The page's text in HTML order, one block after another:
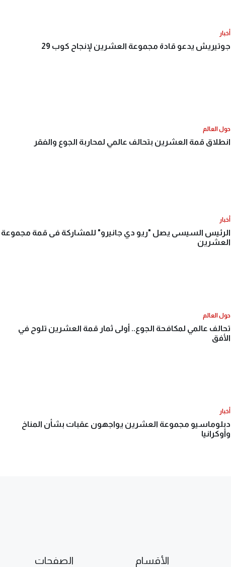
أخبار
جوتيريش يدعو قادة مجموعة العشرين لإنجاح كوب 29
حول العالم
انطلاق قمة العشرين بتحالف عالمي لمحاربة الجوع والفقر
أخبار
الرئيس السيسى يصل "ريو دي جانيرو" للمشاركة فى قمة مجموعة
العشرين
حول العالم
تحالف عالمي لمكافحة الجوع.. أولى ثمار قمة العشرين تلوح في
الأفق
أخبار
دبلوماسيو مجموعة العشرين يواجهون عقبات بشأن المناخ
وأوكرانيا
الأقسام الصفحات